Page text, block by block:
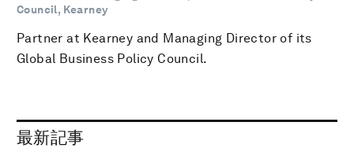
Council, Kearney
Partner at Kearney and Managing Director of its
Global Business Policy Council.
最新記事